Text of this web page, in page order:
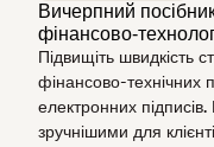
Вичерпний
Підвищіть швидкість
фінансово-технічних
електронних
зручнішими для